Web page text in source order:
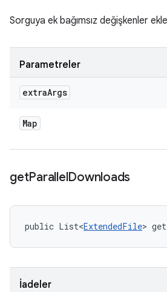
Sorguya ek bağımsız değişkenler
Parametreler
extraArgs
Map
getParallelDownloads
public List<ExtendedFile>
İadeler